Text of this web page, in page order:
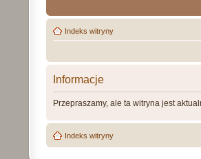
Indeks witryny
Informacje
Przepraszamy, ale ta witryna jest
Indeks witryny